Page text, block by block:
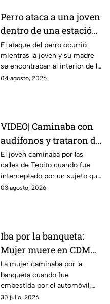
Perro ataca a una joven
dentro de una estación
del Metrobús CDMX
El ataque del perro ocurrió
mientras la joven y su madre
se encontraban al interior de la
estación Volcán de Fuego en el
04 agosto, 2026
VIDEO| Caminaba con
audífonos y trataron de
robarle: Joven recibe 8
puñaladas en Tepito
tras resistirse a un
asalto
El joven caminaba por las
calles de Tepito cuando fue
interceptado por un sujeto que
le exigió sus pertenencias y al
03 agosto, 2026
Iba por la banqueta:
Mujer muere en CDMX
y detienen a conductor
La mujer caminaba por la
banqueta cuando fue
embestida por el automóvil,
proyectándola contra un árbol
30 julio, 2026